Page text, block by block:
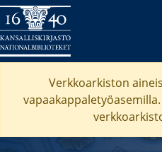
Verkkoarkiston